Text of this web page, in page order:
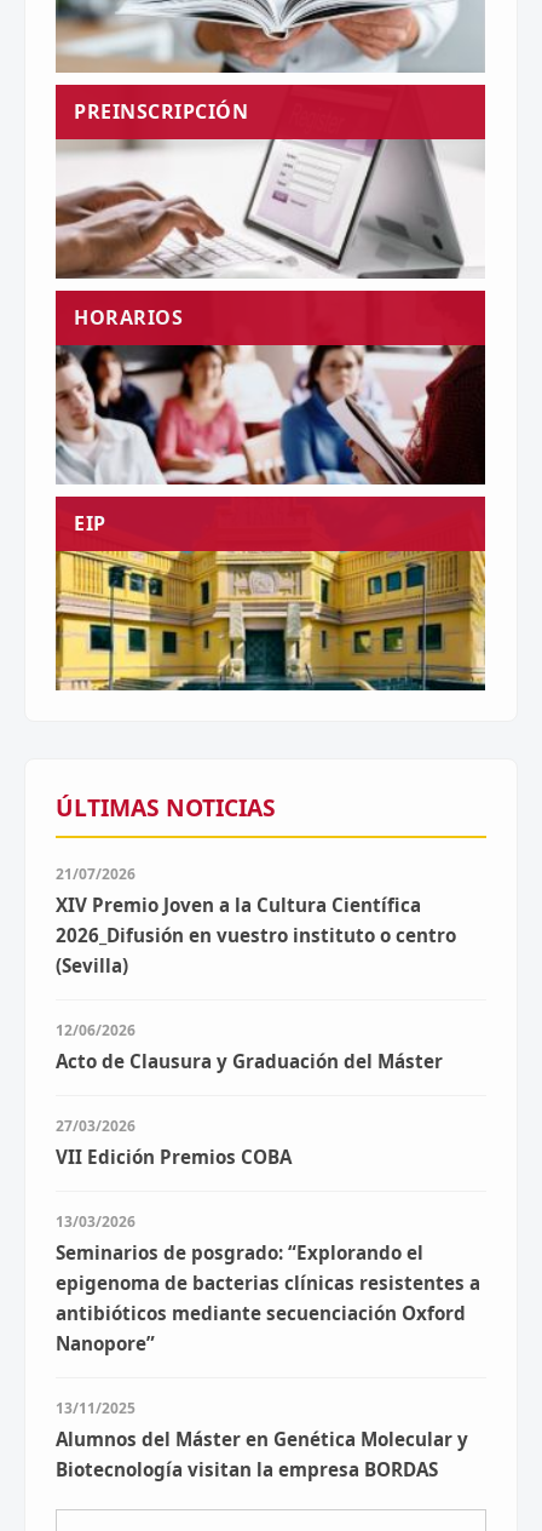
PREINSCRIPCIÓN
HORARIOS
EIP
ÚLTIMAS NOTICIAS
21/07/2026
XIV Premio Joven a la Cultura Científica
2026_Difusión en vuestro instituto o centro
(Sevilla)
12/06/2026
Acto de Clausura y Graduación del Máster
27/03/2026
VII Edición Premios COBA
13/03/2026
Seminarios de posgrado: “Explorando el
epigenoma de bacterias clínicas resistentes a
antibióticos mediante secuenciación Oxford
Nanopore”
13/11/2025
Alumnos del Máster en Genética Molecular y
Biotecnología visitan la empresa BORDAS